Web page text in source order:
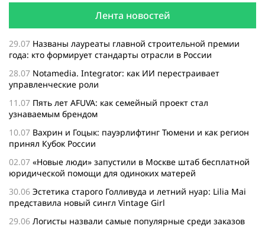
Лента новостей
29.07 Названы лауреаты главной строительной премии
года: кто формирует стандарты отрасли в России
28.07 Notamedia. Integrator: как ИИ перестраивает
управленческие роли
11.07 Пять лет AFUVA: как семейный проект стал
узнаваемым брендом
10.07 Вахрин и Гоцык: пауэрлифтинг Тюмени и как регион
принял Кубок России
02.07 «Новые люди» запустили в Москве штаб бесплатной
юридической помощи для одиноких матерей
30.06 Эстетика старого Голливуда и летний нуар: Lilia Mai
представила новый сингл Vintage Girl
29.06 Логисты назвали самые популярные среди заказов